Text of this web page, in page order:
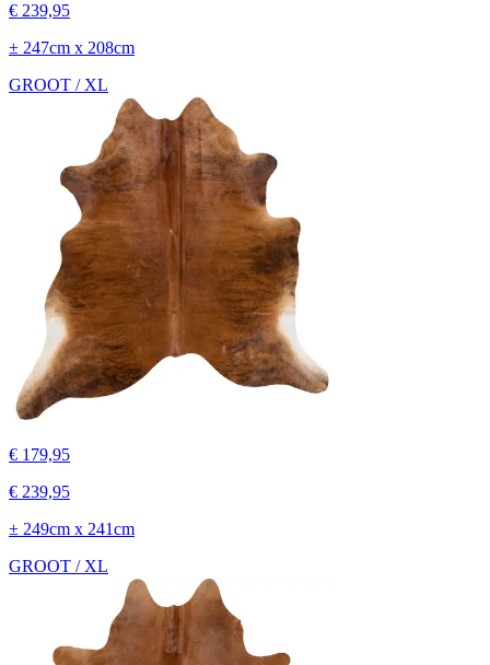
€ 239,95
± 247cm x 208cm
GROOT / XL
€ 179,95
€ 239,95
± 249cm x 241cm
GROOT / XL